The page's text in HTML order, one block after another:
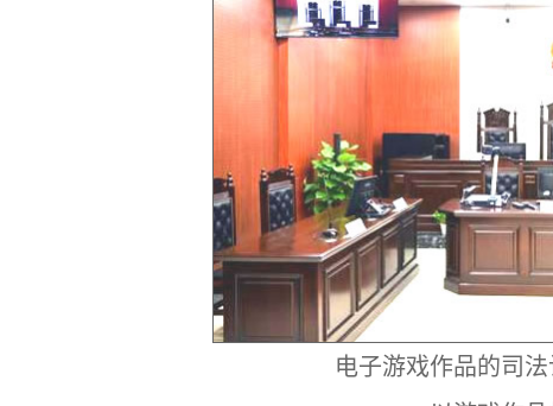
电子游戏作品的司